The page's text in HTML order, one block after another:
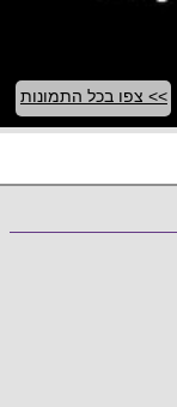
>> צפו בכל התמונות